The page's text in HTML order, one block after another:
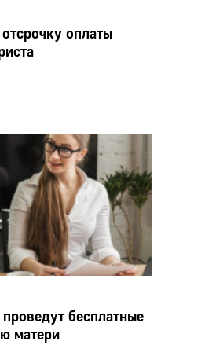
оплаты
бесплатные
матери